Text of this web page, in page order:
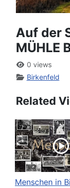
Auf der
MÜHLE
0 views
Birkenfeld
Related
Menschen in